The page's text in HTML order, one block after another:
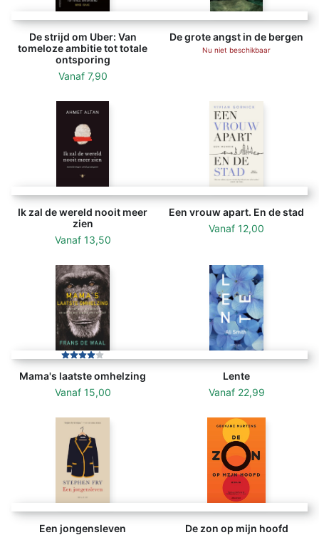
De strijd om Uber: Van
tomeloze ambitie tot totale
ontsporing
Vanaf 7,90
De grote angst in de bergen
Nu niet beschikbaar
Ik zal de wereld nooit meer
zien
Vanaf 13,50
Een vrouw apart. En de stad
Vanaf 12,00
Mama's laatste omhelzing
Vanaf 15,00
Lente
Vanaf 22,99
Een jongensleven
De zon op mijn hoofd